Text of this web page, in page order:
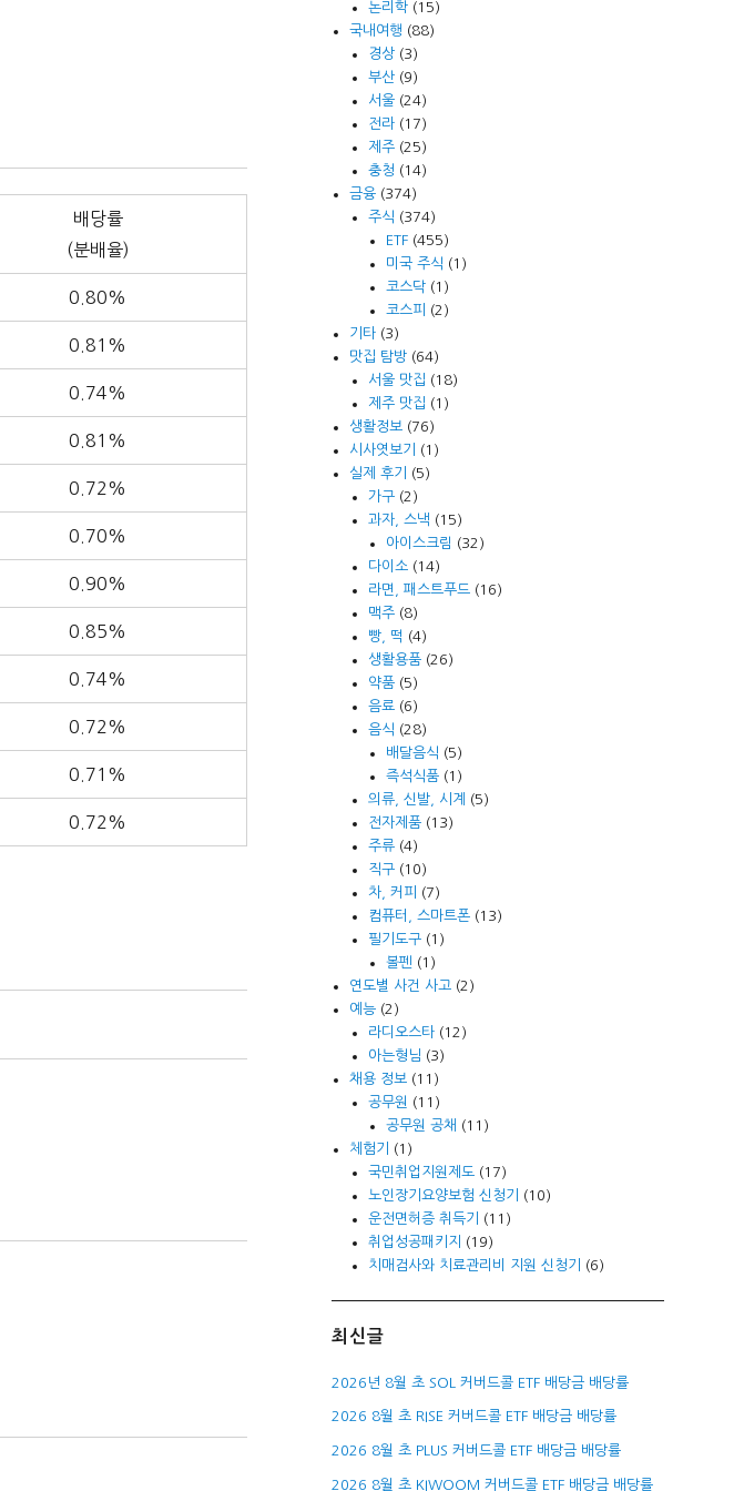
배당률
(분배율)
0.80%
0.81%
0.74%
0.81%
0.72%
0.70%
0.90%
0.85%
0.74%
0.72%
0.71%
0.72%
논리학(15)
국내여행 (88)
경상(3)
부산(9)
서울(24)
전라(17)
제주(25)
충청 (14)
금융 (374)
주식 (374)
ETF(455)
미국 주식 (1)
코스닥(1)
코스피
(2)
기타 (3)
맛집 탐방 (64)
서울 맛집 (18)
제주 맛집 (1)
생활정보 (76)
시사엿보기
(1)
실제 후기
(5)
가구(2)
과자, 스낵 (15)
아이스크림 (32)
다이소(14)
라면, 패스트푸드(16)
맥주(8)
빵, 떡 (4)
생활용품(26)
약품(5)
음료(6)
음식 (28)
배달음식 (5)
즉석식품(1)
의류, 신발, 시계
(5)
전자제품(13)
주류(4)
직구(10)
차, 커피
(7)
컴퓨터, 스마트폰(13)
필기도구(1)
볼펜 (1)
연도별 사건 사고 (2)
예능 (2)
라디오스타(12)
아는형님 (3)
채용 정보 (11)
공무원
(11)
공무원 공채 (11)
체험기
(1)
국민취업지원제도(17)
노인장기요양보험 신청기
(10)
운전면허증 취득기
(11)
취업성공패키지
(19)
치매검사와 치료관리비 지원 신청기
(6)
최신글
2026년 8월 초 SOL 커버드콜 ETF 배당금 배당률
2026 8월 초 RISE 커버드콜 ETF 배당금 배당률
2026 8월 초 PLUS 커버드콜 ETF 배당금 배당률
2026 8월 초 KIWOOM 커버드콜 ETF 배당금 배당률